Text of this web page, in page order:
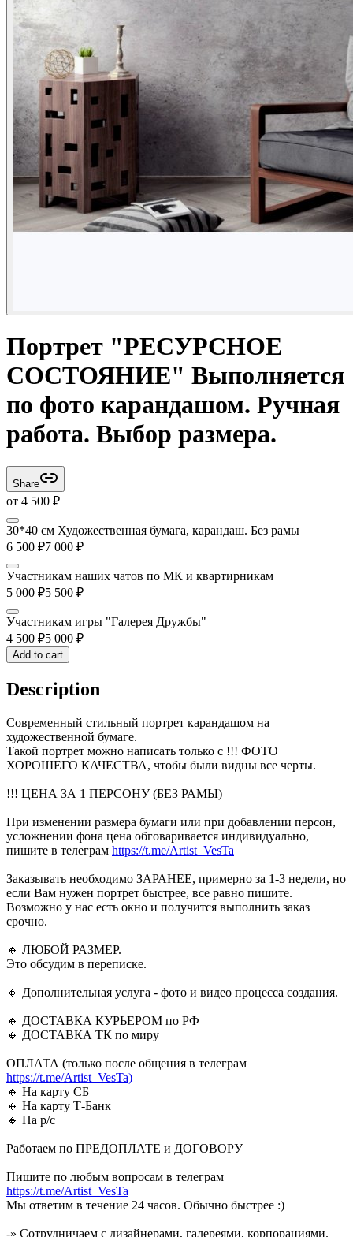
Портрет "РЕСУРСНОЕ
СОСТОЯНИЕ" Выполняется
по фото карандашом. Ручная
работа. Выбор размера.
Share
от 4 500 ₽
30*40 см Художественная бумага, карандаш. Без рамы
6 500 ₽7 000 ₽
Участникам наших чатов по МК и квартирникам
5 000 ₽5 500 ₽
Участникам игры "Галерея Дружбы"
4 500 ₽5 000 ₽
Add to cart
Description
Современный стильный портрет карандашом на
художественной бумаге.
Такой портрет можно написать только с !!! ФОТО
ХОРОШЕГО КАЧЕСТВА, чтобы были видны все черты.
!!! ЦЕНА ЗА 1 ПЕРСОНУ (БЕЗ РАМЫ)
При изменении размера бумаги или при добавлении персон,
усложнении фона цена обговаривается индивидуально,
пишите в телеграм https://t.me/Artist_VesTa
Заказывать необходимо ЗАРАНЕЕ, примерно за 1-3 недели, но
если Вам нужен портрет быстрее, все равно пишите.
Возможно у нас есть окно и получится выполнить заказ
срочно.
🔸 ЛЮБОЙ РАЗМЕР.
Это обсудим в переписке.
🔸 Дополнительная услуга - фото и видео процесса создания.
🔸 ДОСТАВКА КУРЬЕРОМ по РФ
🔸 ДОСТАВКА ТК по миру
ОПЛАТА (только после общения в телеграм
https://t.me/Artist_VesTa)
🔸 На карту СБ
🔸 На карту Т-Банк
🔸 На р/с
Работаем по ПРЕДОПЛАТЕ и ДОГОВОРУ
Пишите по любым вопросам в телеграм
https://t.me/Artist_VesTa
Мы ответим в течение 24 часов. Обычно быстрее :)
-» Сотрудничаем с дизайнерами, галереями, корпорациями.